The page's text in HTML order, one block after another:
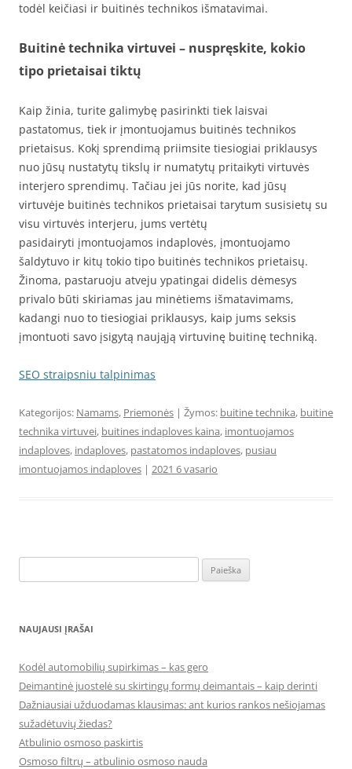
todėl keičiasi ir buitinės technikos išmatavimai.
Buitinė technika virtuvei – nuspręskite, kokio
tipo prietaisai tiktų
Kaip žinia, turite galimybę pasirinkti tiek laisvai
pastatomus, tiek ir įmontuojamus buitinės technikos
prietaisus. Kokį sprendimą priimsite tiesiogiai priklausys
nuo jūsų nustatytų tikslų ir numatytų pritaikyti virtuvės
interjero sprendimų. Tačiau jei jūs norite, kad jūsų
virtuvėje buitinės technikos prietaisai tarytum susisietų su
visu virtuvės interjeru, jums vertėtų
pasidairyti įmontuojamos indaplovės, įmontuojamo
šaldytuvo ir kitų tokio tipo buitinės technikos prietaisų.
Žinoma, pastaruoju atveju ypatingai didelis dėmesys
privalo būti skiriamas jau minėtiems išmatavimams,
kadangi nuo to tiesiogiai priklausys, kaip jums seksis
įmontuoti savo įsigytą naująją virtuvinę buitinę techniką.
SEO straipsniu talpinimas
Kategorijos: Namams, Priemonės | Žymos: buitine technika, buitine
technika virtuvei, buitines indaploves kaina, imontuojamos
indaploves, indaploves, pastatomos indaploves, pusiau
imontuojamos indaploves | 2021 6 vasario
NAUJAUSI ĮRAŠAI
Kodėl automobilių supirkimas – kas gero
Deimantinė juostelė su skirtingų formų deimantais – kaip derinti
Dažniausiai užduodamas klausimas: ant kurios rankos nešiojamas
sužadėtuvių žiedas?
Atbulinio osmoso paskirtis
Osmoso filtrų – atbulinio osmoso nauda